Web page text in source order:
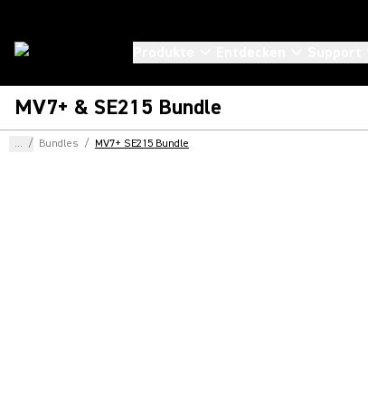
MV7+ & SE215 Bundle
... / Bundles / MV7+ SE215 Bundle